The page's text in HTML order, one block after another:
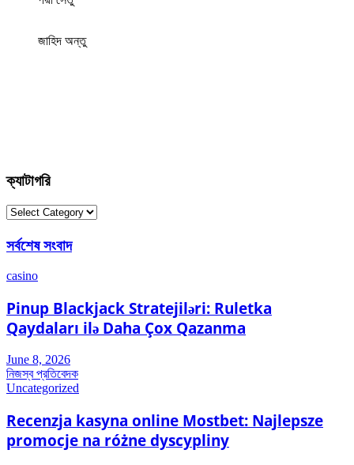
জাহিদ অন্তু
ক্যাটাগরি
ক্যাটাগরি
সর্বশেষ সংবাদ
casino
Pinup Blackjack Stratejiləri: Ruletka
Qaydaları ilə Daha Çox Qazanma
June 8, 2026
নিজস্ব প্রতিবেদক
Uncategorized
Recenzja kasyna online Mostbet: Najlepsze
promocje na różne dyscypliny